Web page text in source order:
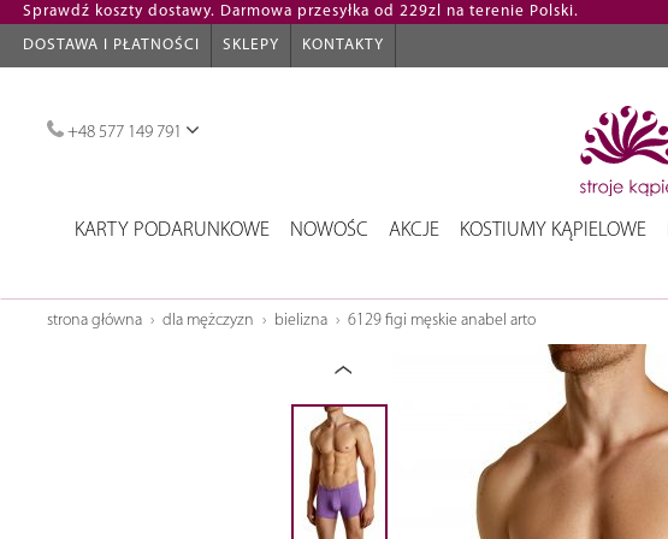
Sprawdź koszty dostawy. Darmowa przesyłka od 229zl na terenie Polski.
DOSTAWA I PŁATNOŚCI SKLEPY KONTAKTY
+48 577 149 791
KARTY PODARUNKOWE NOWOŚC AKCJE KOSTIUMY KĄPIELOWE
strona główna dla mężczyzn bielizna 6129 figi męskie anabel arto